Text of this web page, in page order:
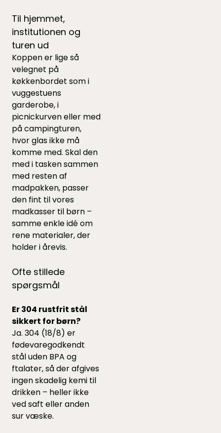
Til hjemmet,
institutionen og
turen ud
Koppen er lige så
velegnet på
køkkenbordet som i
vuggestuens
garderobe, i
picnickurven eller med
på campingturen,
hvor glas ikke må
komme med. Skal den
med i tasken sammen
med resten af
madpakken, passer
den fint til vores
madkasser til børn –
samme enkle idé om
rene materialer, der
holder i årevis.
Ofte stillede
spørgsmål
Er 304 rustfrit stål
sikkert for børn?
Ja. 304 (18/8) er
fødevaregodkendt
stål uden BPA og
ftalater, så der afgives
ingen skadelig kemi til
drikken – heller ikke
ved saft eller anden
sur væske.